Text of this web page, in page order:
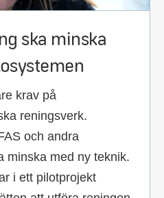
ska minska
krav på
reningsverk.
och andra
minska med ny teknik.
i ett pilotprojekt